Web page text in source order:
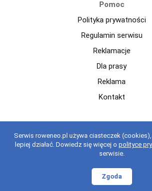
Pomoc
Polityka prywatności
Regulamin serwisu
Reklamacje
Dla prasy
Reklama
Kontakt
Copyright © 2021 roweneo.pl Wszelkie
Korzystanie z serwisu oznacza akceptację
Dodaj ogłoszenie Ulubione
Serwis roweneo.pl używa ciasteczek
lepiej działać. Dowiedz się więcej o polityce
serwisie.
Zgoda